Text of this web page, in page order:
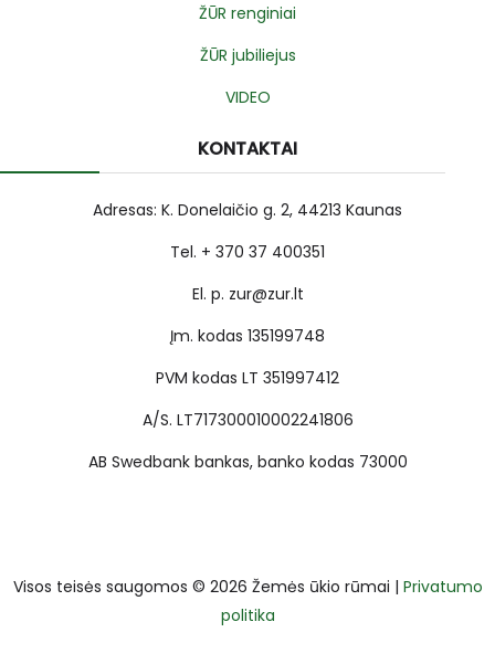
ŽŪR renginiai
ŽŪR jubiliejus
VIDEO
KONTAKTAI
Adresas: K. Donelaičio g. 2, 44213 Kaunas
Tel. + 370 37 400351
El. p. zur@zur.lt
Įm. kodas 135199748
PVM kodas LT 351997412
A/S. LT717300010002241806
AB Swedbank bankas, banko kodas 73000
Visos teisės saugomos © 2026 Žemės ūkio rūmai | Privatumo
politika